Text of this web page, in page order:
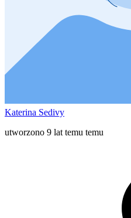
Katerina Sedivy
utworzono 9 lat temu temu